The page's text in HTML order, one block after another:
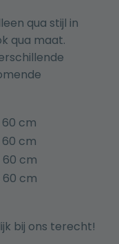
qua stijl in
qua maat.
cm
cm
60 cm
60 cm
bij ons terecht!